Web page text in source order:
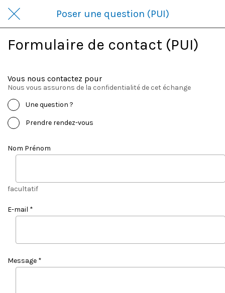
Poser une question (PUI)
Formulaire de contact (PUI)
Vous nous contactez pour
Nous vous assurons de la confidentialité de cet échange
Une question ?
Prendre rendez-vous
Nom Prénom
facultatif
E-mail *
Message *